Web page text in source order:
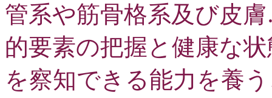
管系や筋骨格系及び皮
的要素の把握と健康な
を察知できる能力を養